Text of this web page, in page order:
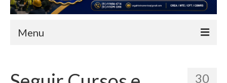
Menu
Empresa 30